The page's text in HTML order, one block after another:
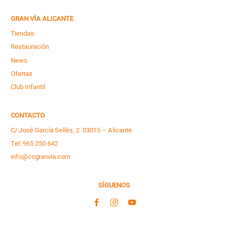
GRAN VÍA ALICANTE
Tiendas
Restauración
News
Ofertas
Club Infantil
CONTACTO
C/ José García Sellés, 2. 03015 – Alicante
Tel. 965 250 642
info@ccgranvia.com
SÍGUENOS